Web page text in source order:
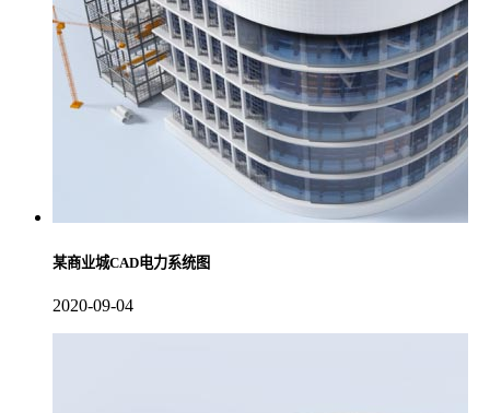
某商业城CAD电力系统图
2020-09-04